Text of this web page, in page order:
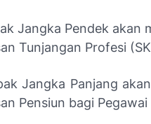
Jangka Pendek akan
Tunjangan Profesi
Jangka Panjang
Pensiun bagi